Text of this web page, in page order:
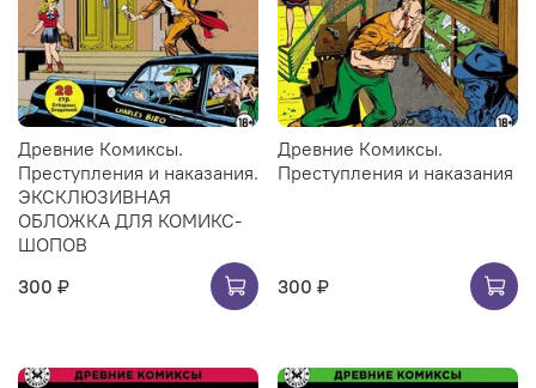
Древние Комиксы.
Преступления и наказания.
ЭКСКЛЮЗИВНАЯ
ОБЛОЖКА ДЛЯ КОМИКС-
ШОПОВ
300 ₽
Древние Комиксы.
Преступления и наказания
300 ₽